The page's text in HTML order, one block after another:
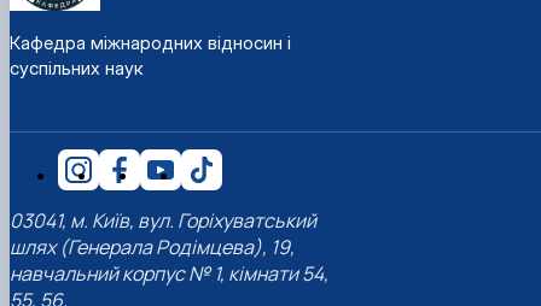
Кафедра міжнародних відносин і
суспільних наук
03041, м. Київ, вул. Горіхуватський
шлях (Генерала Родімцева), 19,
навчальний корпус № 1, кімнати 54,
55, 56.